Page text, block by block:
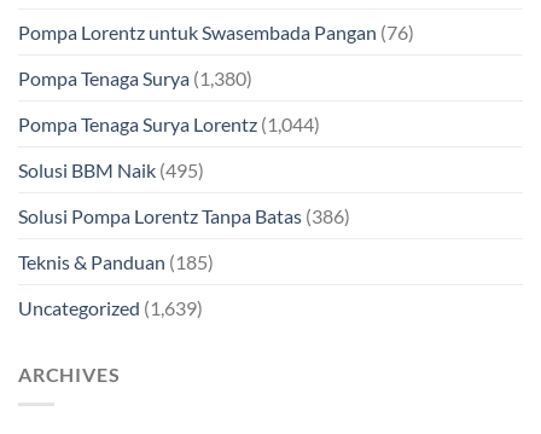
Pompa Lorentz untuk Swasembada Pangan (76)
Pompa Tenaga Surya (1,380)
Pompa Tenaga Surya Lorentz (1,044)
Solusi BBM Naik (495)
Solusi Pompa Lorentz Tanpa Batas (386)
Teknis & Panduan (185)
Uncategorized (1,639)
ARCHIVES